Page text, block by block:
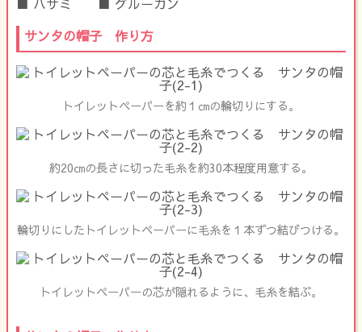
サンタの帽子 作り方
トイレットペーパーを約１㎝の輪切りにする。
約20㎝の長さに切った毛糸を約30本程度用意する。
輪切りにしたトイレットペーパーに毛糸を１本ずつ結びつける。
トイレットペーパーの芯が隠れるように、毛糸を結ぶ。